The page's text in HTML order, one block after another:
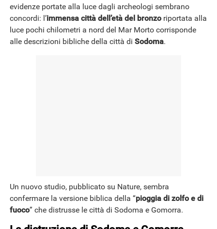
evidenze portate alla luce dagli archeologi sembrano
concordi: l’immensa città dell’età del bronzoriportata alla
luce pochi chilometri a nord del Mar Morto corrisponde
alle descrizioni bibliche della città di Sodoma.
Un nuovo studio, pubblicato su Nature, sembra
confermare la versione biblica della “pioggia di zolfo e di
fuoco” che distrusse le città di Sodoma e Gomorra.